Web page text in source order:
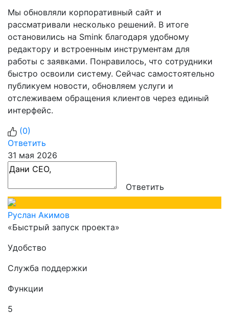
Мы обновляли корпоративный сайт и
рассматривали несколько решений. В итоге
остановились на Smink благодаря удобному
редактору и встроенным инструментам для
работы с заявками. Понравилось, что сотрудники
быстро освоили систему. Сейчас самостоятельно
публикуем новости, обновляем услуги и
отслеживаем обращения клиентов через единый
интерфейс.
(0)
Ответить
31 мая 2026
Ответить
Руслан Акимов
«Быстрый запуск проекта»
Удобство
Служба поддержки
Функции
5